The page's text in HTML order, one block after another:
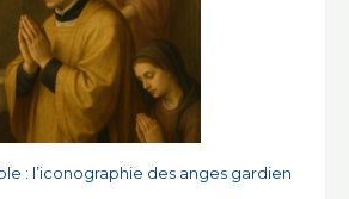
: l’iconographie des anges gardien